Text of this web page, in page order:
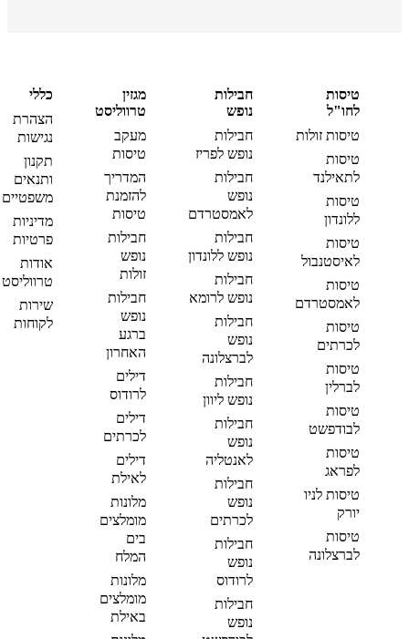
טיסות
לחו"ל
טיסות זולות
טיסות
לתאילנד
טיסות
ללונדון
טיסות
לאיסטנבול
טיסות
לאמסטרדם
טיסות
לכרתים
טיסות
לברלין
טיסות
לבודפשט
טיסות
לפראג
טיסות לניו
יורק
טיסות
לברצלונה
חבילות
נופש
חבילות
נופש לפריז
חבילות
נופש
לאמסטרדם
חבילות
נופש ללונדון
חבילות
נופש לרומא
חבילות
נופש
לברצלונה
חבילות
נופש ליוון
חבילות
נופש
לאנטליה
חבילות
נופש
לכרתים
חבילות
נופש
לרודוס
חבילות
נופש
מגזין
טרווליסט
מעקב
טיסות
המדריך
להזמנת
טיסות
חבילות
נופש
זולות
חבילות
נופש
ברגע
האחרון
דילים
לרודוס
דילים
לכרתים
דילים
לאילת
מלונות
מומלצים
בים
המלח
מלונות
מומלצים
באילת
כללי
הצהרת
נגישות
תקנון
ותנאים
משפטיים
מדיניות
פרטיות
אודות
טרווליסט
שירות
לקוחות